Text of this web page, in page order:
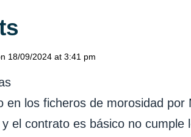
18/09/2024 at 3:41 pm
en los ficheros de morosidad por
el contrato es básico no cumple